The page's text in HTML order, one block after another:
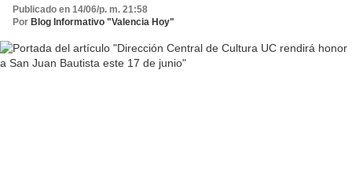
Publicado en 14/06/p. m. 21:58
Por Blog Informativo "Valencia Hoy"